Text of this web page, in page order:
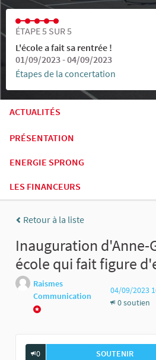
ÉTAPE 5 SUR 5
L'école a fait sa rentrée !
01/09/2023 - 04/09/2023
Étapes de la concertation
ACTUALITÉS
PRÉSENTATION
ENERGIE SPRONG
LES FINANCEURS
Retour à la liste
Inauguration d'Anne-
école qui fait figure
Raismes
Communication
04/09/2023
0 soutien
0 SOUTENIR